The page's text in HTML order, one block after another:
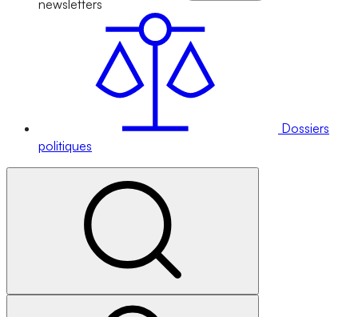
newsletters
Dossiers
politiques